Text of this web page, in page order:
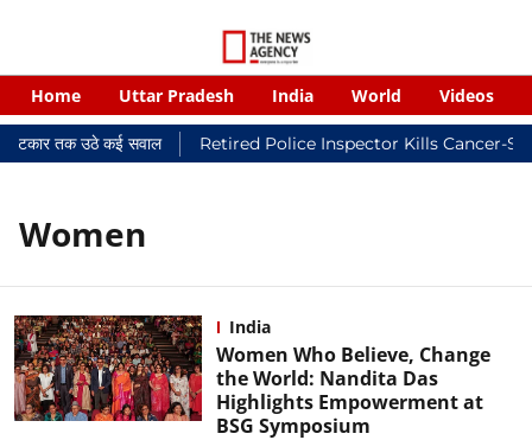
Home Uttar Pradesh India World Videos
फटकार तक उठे कई सवाल Retired Police Inspector Kills Cancer-
Women
India
Women Who Believe, Change
the World: Nandita Das
Highlights Empowerment at
BSG Symposium